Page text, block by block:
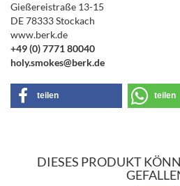
Gießereistraße 13-15
DE 78333 Stockach
www.berk.de
+49 (0) 7771 80040
holy.smokes@berk.de
teilen teilen
DIESES PRODUKT